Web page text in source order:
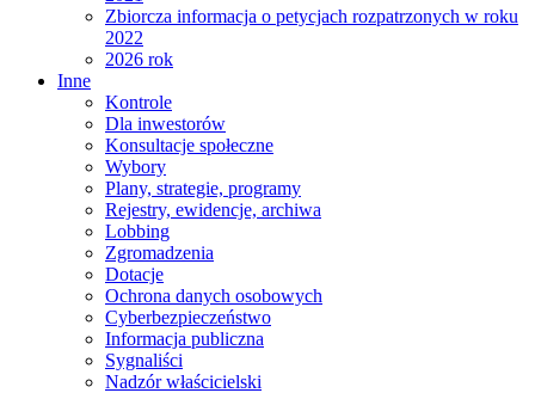
Zbiorcza informacja o petycjach rozpatrzonych w roku
2022
2026 rok
Inne
Kontrole
Dla inwestorów
Konsultacje społeczne
Wybory
Plany, strategie, programy
Rejestry, ewidencje, archiwa
Lobbing
Zgromadzenia
Dotacje
Ochrona danych osobowych
Cyberbezpieczeństwo
Informacja publiczna
Sygnaliści
Nadzór właścicielski